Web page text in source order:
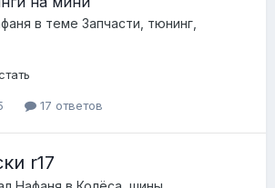
в теме Запчасти, тюнинг,
17 ответов
r17